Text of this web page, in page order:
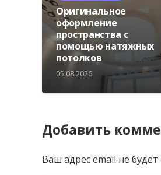
Оригинальное
оформление
пространства с
помощью натяжных
потолков
05.08.2026
Добавить
Ваш адрес email не